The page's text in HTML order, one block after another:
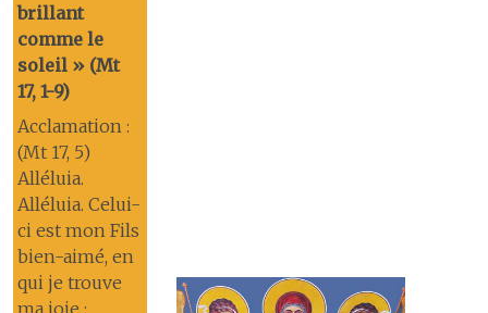
brillant
comme le
soleil » (Mt
17, 1-9)
Acclamation :
(Mt 17, 5)
Alléluia.
Alléluia. Celui-
ci est mon Fils
bien-aimé, en
qui je trouve
ma joie :